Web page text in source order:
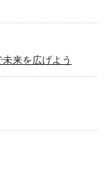
来を広げよう